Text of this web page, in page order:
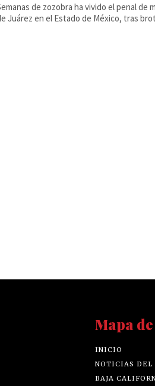
de zozobra ha vivido el penal de
Juárez en el Estado de México, tras
Mapa
INICIO
NOTICIAS DEL
BAJA